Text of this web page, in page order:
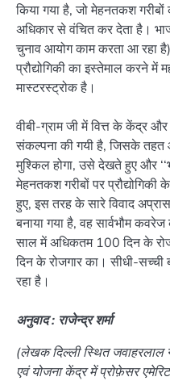
किया गया है, जो मेहनतकश
अधिकार से वंचित कर देता है।
चुनाव आयोग काम करता आ रहा
प्रौद्योगिकी का इस्तेमाल करने में
मास्टरस्ट्रोक है।
वीबी-ग्राम जी में वित्त के केंद्र
संकल्पना की गयी है, जिसके तहत
मुश्किल होगा, उसे देखते हुए और
मेहनतकश गरीबों पर
हुए, इस तरह के सारे विवाद
बनाया गया है, वह सार्वभौम
साल में अधिकतम 100 दिन के
दिन के रोजगार का। सीधी-सच्ची
रहा है।
अनुवाद : राजेन्द्र शर्मा
(लेखक दिल्ली स्थित जवाहरलाल
एवं योजना केंद्र में प्रोफ़ेसर